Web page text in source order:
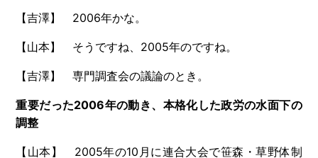
【吉澤】 2006年かな。
【山本】 そうですね、 2005年のですね。
【吉澤】 専門調査会の議論のとき。
重要だった2006年の動き、本格化した政労の水面下の
調整
【山本】 2005年の10 月に連合大会で笹森・草野体制